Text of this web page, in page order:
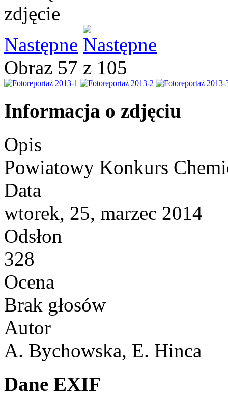
Następne
Obraz 57 z 105
Informacja o zdjęciu
Opis
Powiatowy Konkurs
Data
wtorek, 25, marzec 2014
Odsłon
328
Ocena
Brak głosów
Autor
A. Bychowska, E. Hinca
Dane EXIF